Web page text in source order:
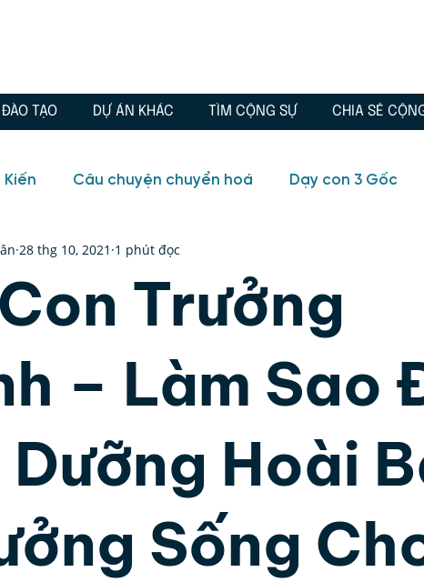
ĐÀO TẠO DỰ ÁN KHÁC TÌM CỘNG SỰ CHIA SẺ
Kiến Câu chuyện chuyển hoá Dạy con 3 Gốc
Blog Câu chuyện chuyển hoá
Tình yêu Đông phương học Quà tặng
lành Tuổi trẻ Blog Huyền
Nhân Tướng Học Lãnh Đạo Doanh Nghiệp Hôn
DISC Trí tuệ cảm xúc Trần Việt Quân
Trưởng
– Làm Sao
Dưỡng Hoài
Sống
28 thg 10, 2021 1 phút đọc